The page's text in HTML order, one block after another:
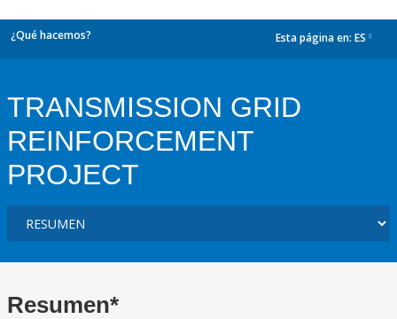
¿Qué hacemos? Esta página en: ES
TRANSMISSION GRID
REINFORCEMENT
PROJECT
Resumen*